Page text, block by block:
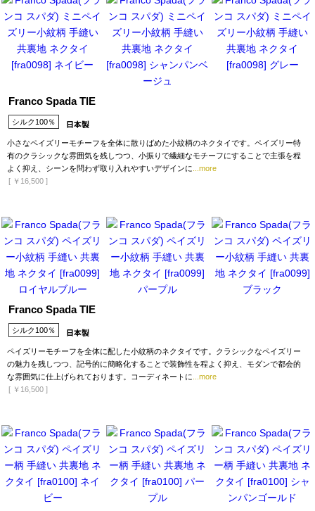
Franco Spada TIE
シルク100％
小さなペイズリーモチーフを全体に散りばめた小紋柄のネクタイです。ペイズリー特
有のクラシックな雰囲気を残しつつ、小振りで繊細なモチーフにすることで主張を程
よく抑え、シーンを問わず取り入れやすいデザインに ...more
[ ￥16,500 ]
Franco Spada TIE
シルク100％
ペイズリーモチーフを全体に配した小紋柄のネクタイです。クラシックなペイズリー
の魅力を残しつつ、記号的に簡略化することで装飾性を程よく抑え、モダンで都会的
な雰囲気に仕上げられております。コーディネートに ...more
[ ￥16,500 ]